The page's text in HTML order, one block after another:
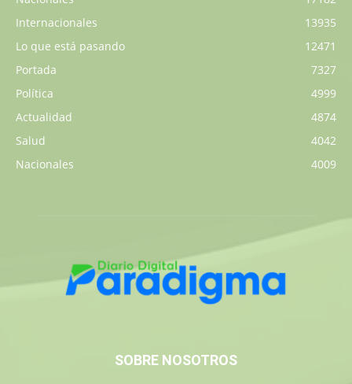
Internacionales
13935
Lo que está pasando
12471
Portada
7327
Política
4999
Actualidad
4874
Salud
4042
Nacionales
4009
SOBRE NOSOTROS